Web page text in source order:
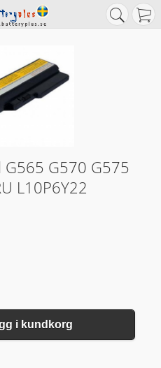
G565 G570 G575
L10P6Y22
i kundkorg